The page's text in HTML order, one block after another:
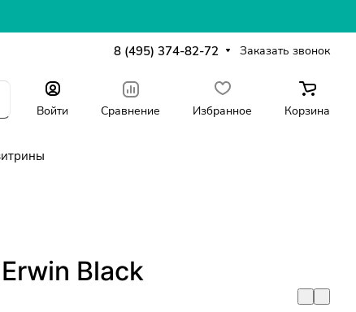
8 (495) 374-82-72 Заказать звонок
Войти Сравнение Избранное Корзина
Black